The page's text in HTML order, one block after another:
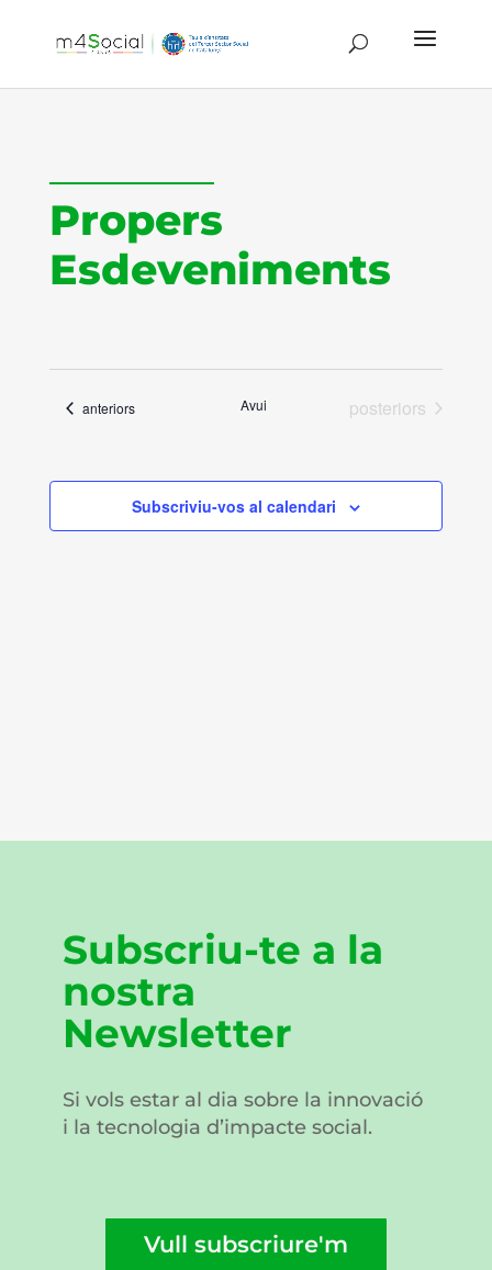
Propers
Esdeveniments
Esdeveniments
anteriors Avui Esdeveniments
posteriors
Subscriviu-vos al calendari
Subscriu-te a la
nostra
Newsletter
Si vols estar al dia sobre la innovació
i la tecnologia d’impacte social.
Vull subscriure'm